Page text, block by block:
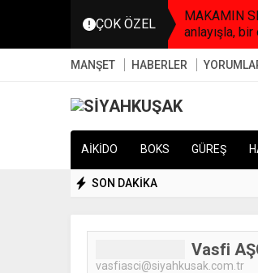
ÇOK ÖZEL
MAKAMIN
anlayışla,
MANŞET HABERLER
AİKİDO BOKS GÜREŞ
SON DAKİKA
Vasfi
vasfiasci@siyahkusak.com.tr